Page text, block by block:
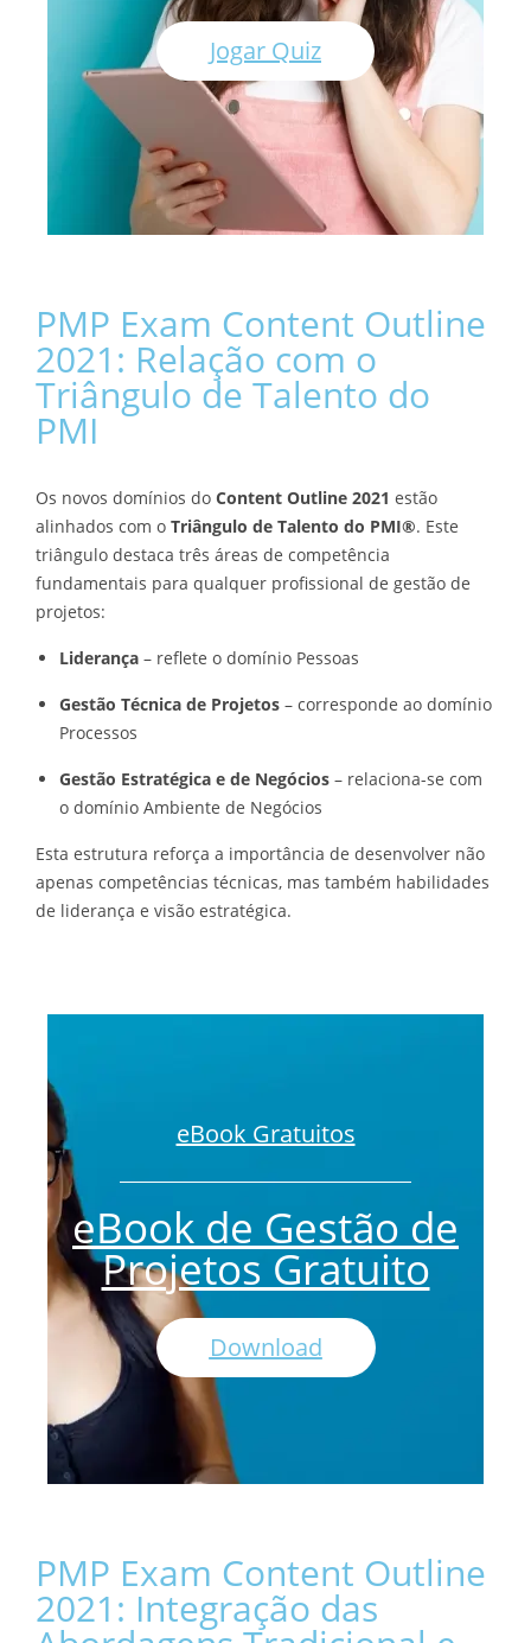
Jogar Quiz
PMP Exam Content Outline
2021: Relação com o
Triângulo de Talento do
PMI
Os novos domínios do Content Outline 2021 estão
alinhados com o Triângulo de Talento do PMI®. Este
triângulo destaca três áreas de competência
fundamentais para qualquer profissional de gestão de
projetos:
Liderança – reflete o domínio Pessoas
Gestão Técnica de Projetos – corresponde ao domínio
Processos
Gestão Estratégica e de Negócios – relaciona-se com
o domínio Ambiente de Negócios
Esta estrutura reforça a importância de desenvolver não
apenas competências técnicas, mas também habilidades
de liderança e visão estratégica.
eBook Gratuitos
eBook de Gestão de
Projetos Gratuito
Download
PMP Exam Content Outline
2021: Integração das